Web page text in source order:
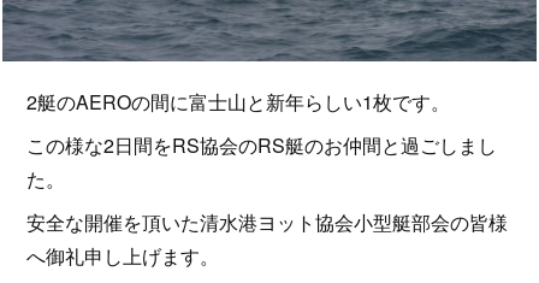
2艇のAEROの間に富士山と新年らしい1枚です。
この様な2日間をRS協会のRS艇のお仲間と過ごしまし
た。
安全な開催を頂いた清水港ヨット協会小型艇部会の皆様
へ御礼申し上げます。